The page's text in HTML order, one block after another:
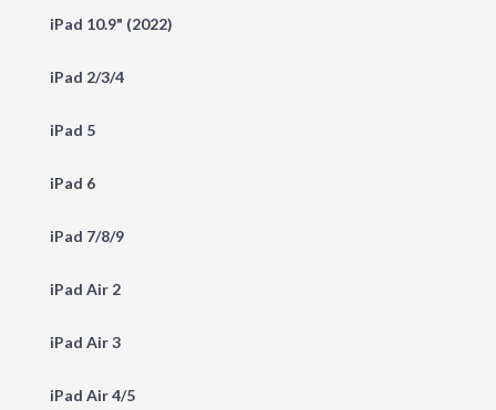
iPad 10.9" (2022)
iPad 2/3/4
iPad 5
iPad 6
iPad 7/8/9
iPad Air 2
iPad Air 3
iPad Air 4/5